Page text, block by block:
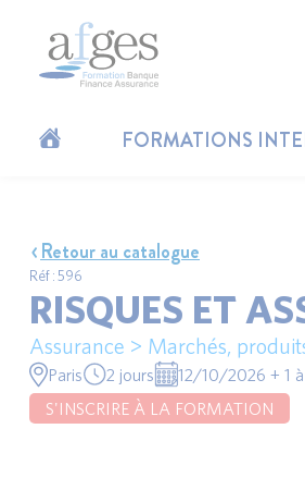
FORMATIONS
Retour au catalogue
Réf : 596
RISQUES ET
Assurance > Marchés,
Paris 2 jours
12/10/2026 + 1
S'INSCRIRE À LA FORMATION